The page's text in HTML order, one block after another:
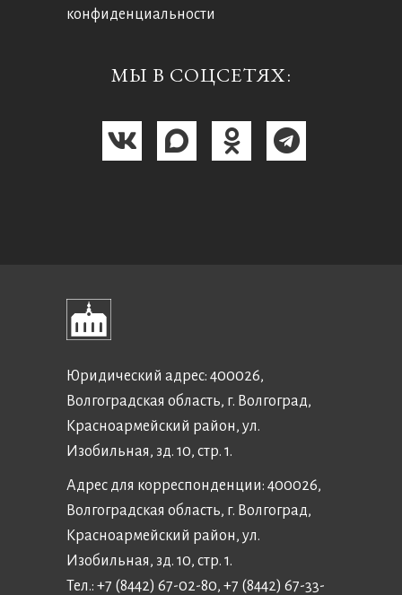
конфиденциальности
МЫ В СОЦСЕТЯХ:
Юридический адрес: 400026,
Волгоградская область, г. Волгоград,
Красноармейский район, ул.
Изобильная, зд. 10, стр. 1.
Адрес для корреспонденции: 400026,
Волгоградская область, г. Волгоград,
Красноармейский район, ул.
Изобильная, зд. 10, стр. 1.
Тел.: +7 (8442) 67-02-80, +7 (8442) 67-33-